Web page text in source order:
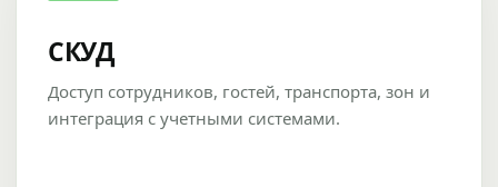
СКУД
Доступ сотрудников, гостей, транспорта, зон и
интеграция с учетными системами.